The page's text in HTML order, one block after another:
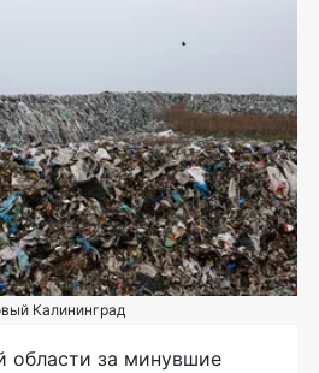
Калининград
области за минувшие